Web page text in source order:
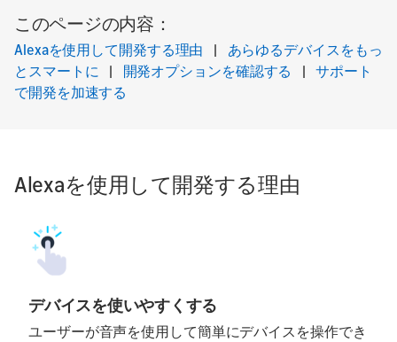
このページの内容：
Alexaを使用して開発する理由 | あらゆるデバイスをもっ
とスマートに | 開発オプションを確認する |サポート
で開発を加速する
Alexaを使用して開発する理由
デバイスを使いやすくする
ユーザーが音声を使用して簡単にデバイスを操作でき